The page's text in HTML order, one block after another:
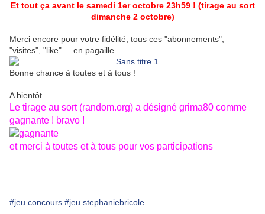
Et tout ça avant le samedi 1er octobre 23h59 ! (tirage au sort
dimanche 2 octobre)
Merci encore pour votre fidélité, tous ces "abonnements",
"visites", "like" ... en pagaille...
Bonne chance à toutes et à tous !
A bientôt
Le tirage au sort (random.org) a désigné grima80 comme
gagnante ! bravo !
et merci à toutes et à tous pour vos participations
#jeu concours #jeu stephaniebricole